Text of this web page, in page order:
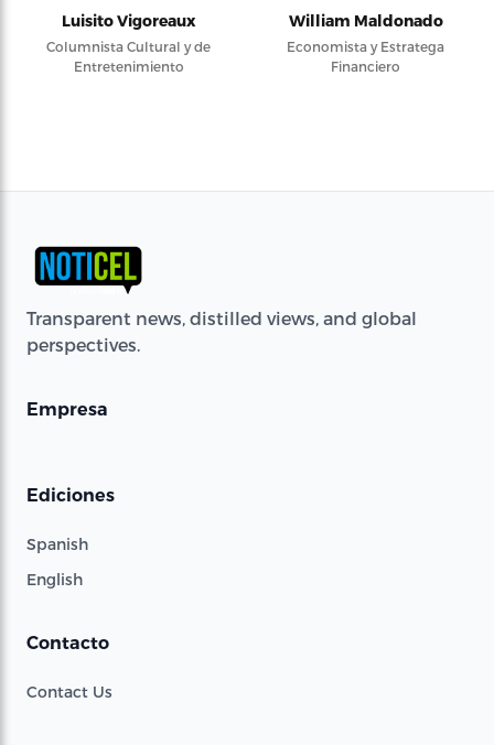
Luisito Vigoreaux
Columnista Cultural y de
Entretenimiento
William Maldonado
Economista y Estratega
Financiero
Transparent news, distilled views, and global
perspectives.
Empresa
Ediciones
Spanish
English
Contacto
Contact Us